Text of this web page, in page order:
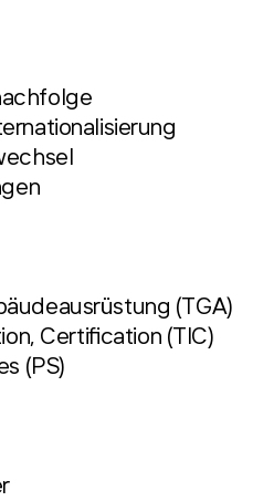
(TGA)
Certification (TIC)
(PS)